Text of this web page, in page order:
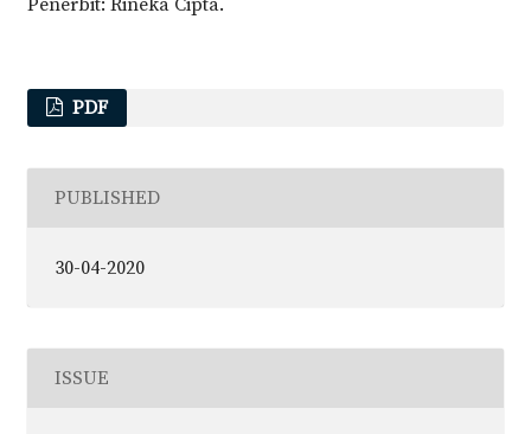
Penerbit: Rineka Cipta.
PDF
PUBLISHED
30-04-2020
ISSUE